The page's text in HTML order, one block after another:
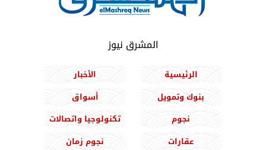
المشرق نيوز
الرئيسية
الأخبار
بنوك وتمويل
أسواق
نجوم
تكنولوجيا واتصالات
عقارات
نجوم زمان